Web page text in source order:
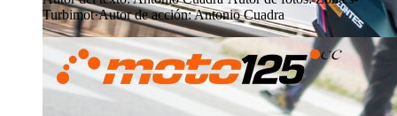
Turbimot·Autor de acción:Antonio Cuadra